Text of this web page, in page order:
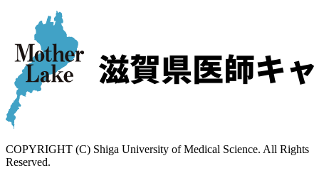
COPYRIGHT (C) Shiga University of Medical Science. All Rights
Reserved.